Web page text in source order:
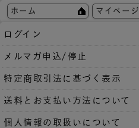
ホーム マイページ
ログイン
メルマガ申込/停止
特定商取引法に基づく表示
送料とお支払い方法について
個人情報の取扱いについて